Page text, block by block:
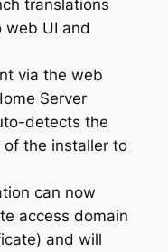
translations
web UI and
via the web
Server
detects the
of the installer to
can now
access domain
and will